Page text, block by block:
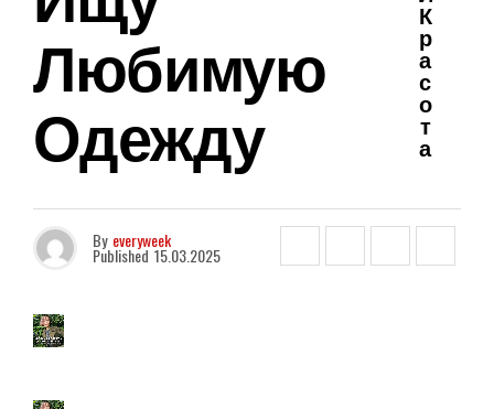
К
Р
А
С
О
Т
А
Любимую
Одежду
By everyweek
Published 15.03.2025